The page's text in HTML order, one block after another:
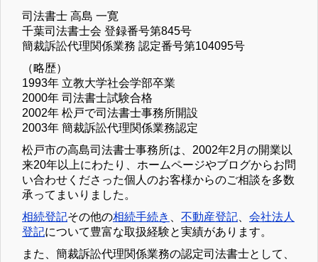
司法書士 高島 一寛
千葉司法書士会 登録番号第845号
簡裁訴訟代理関係業務 認定番号第104095号
（略歴）
1993年 立教大学社会学部卒業
2000年 司法書士試験合格
2002年 松戸で司法書士事務所開設
2003年 簡裁訴訟代理関係業務認定
松戸市の高島司法書士事務所は、2002年2月の開業以
来20年以上にわたり、ホームページやブログからお問
い合わせくださった個人のお客様からのご相談を多数
承ってまいりました。
相続登記その他の相続手続き 不動産登記
会社法人
登記について豊富な取扱経験と実績があります。
また、簡裁訴訟代理関係業務の認定司法書士として、